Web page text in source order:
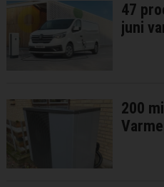
47
juni
200